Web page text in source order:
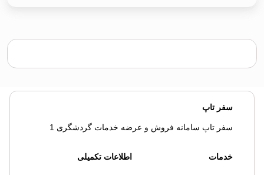
سفر تاپ
سفر تاپ سامانه فروش و عرضه خدمات گردشگری 1
خدمات اطلاعات تکمیلی